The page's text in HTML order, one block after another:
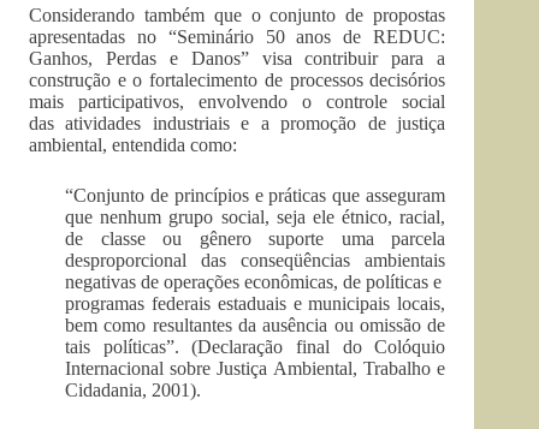
Considerando também que o conjunto de propostas
apresentadas no “Seminário 50 anos de REDUC:
Ganhos, Perdas e Danos” visa contribuir para a
construção e o fortalecimento de processos decisórios
mais participativos, envolvendo o controle social
das atividades industriais e a promoção de justiça
ambiental, entendida como:
“Conjunto de princípios e práticas que asseguram
que nenhum grupo social, seja ele étnico, racial,
de classe ou gênero suporte uma parcela
desproporcional das conseqüências ambientais
negativas de operações econômicas, de políticas e
programas federais estaduais e municipais locais,
bem como resultantes da ausência ou omissão de
tais políticas”. (Declaração final do Colóquio
Internacional sobre Justiça Ambiental, Trabalho e
Cidadania, 2001).